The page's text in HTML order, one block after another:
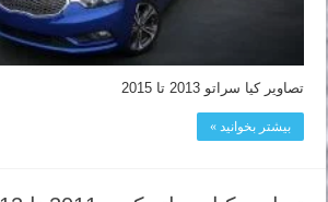
تصاویر کیا سراتو 2013 تا 2015
بیشتر بخوانید »